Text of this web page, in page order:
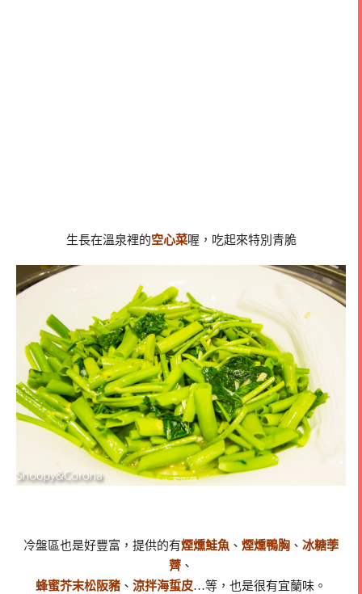
生長在溫泉裡的空心菜喔，吃起來特別青脆
冷盤區也是好豐富，提供的有煙燻鮭魚 、 煙燻鴨胸 、 冰糖荸
薺 、
蜂蜜芥末松阪豬 、 涼拌海蜇皮…等，也是很有宜蘭味。